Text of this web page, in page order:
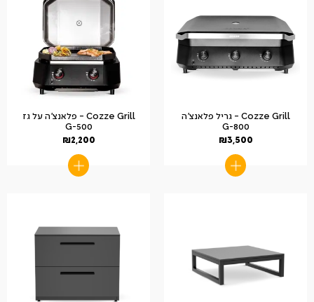
Cozze Grill – גריל פלאנצ'ה
G-800
₪3,500
Cozze Grill – פלאנצ'ה על גז
G-500
₪2,200